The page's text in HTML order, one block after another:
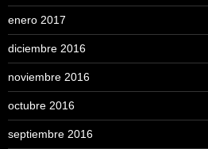
enero 2017
diciembre 2016
noviembre 2016
octubre 2016
septiembre 2016